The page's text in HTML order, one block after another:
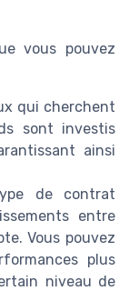
vous pouvez
qui cherchent
sont investis
ainsi
de contrat
entre
Vous pouvez
plus
niveau de